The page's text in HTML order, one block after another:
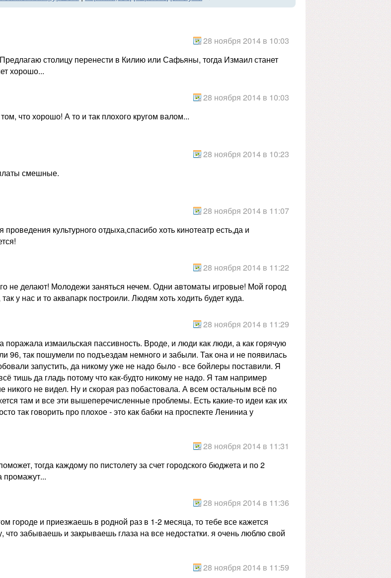
28 ноября 2014 в 10:03
столицу перенести в Килию или Сафьяны, тогда Измаил станет
хорошо...
28 ноября 2014 в 10:03
что хорошо! А то и так плохого кругом валом...
28 ноября 2014 в 10:23
смешные.
28 ноября 2014 в 11:07
проведения культурного отдыха,спасибо хоть кинотеатр есть,да и
28 ноября 2014 в 11:22
не делают! Молодежи заняться нечем. Одни автоматы игровые! Мой город
у нас и то аквапарк построили. Людям хоть ходить будет куда.
28 ноября 2014 в 11:29
поражала измаильская пассивность. Вроде, и люди как люди, а как горячую
96, так пошумели по подъездам немного и забыли. Так она и не появилась
запустить, да никому уже не надо было - все бойлеры поставили. Я
тишь да гладь потому что как-будто никому не надо. Я там например
никого не видел. Ну и скорая раз побастовала. А всем остальным всё по
там и все эти вышеперечисленные проблемы. Есть какие-то идеи как их
так говорить про плохое - это как бабки на проспекте Лениниа у
28 ноября 2014 в 11:31
тогда каждому по пистолету за счет городского бюджета и по 2
промажут...
28 ноября 2014 в 11:36
городе и приезжаешь в родной раз в 1-2 месяца, то тебе все кажется
забываешь и закрываешь глаза на все недостатки. я очень люблю свой
28 ноября 2014 в 11:59